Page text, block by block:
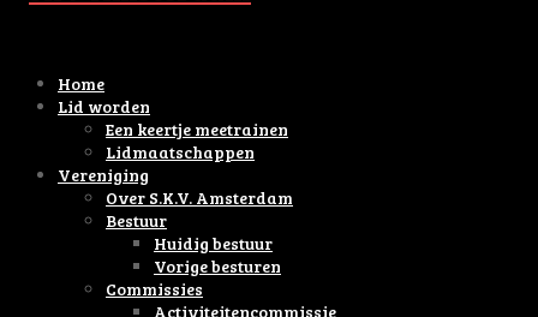
Home
Lid worden
Een keertje meetrainen
Lidmaatschappen
Vereniging
Over S.K.V. Amsterdam
Bestuur
Huidig bestuur
Vorige besturen
Commissies
Activiteitencommissie